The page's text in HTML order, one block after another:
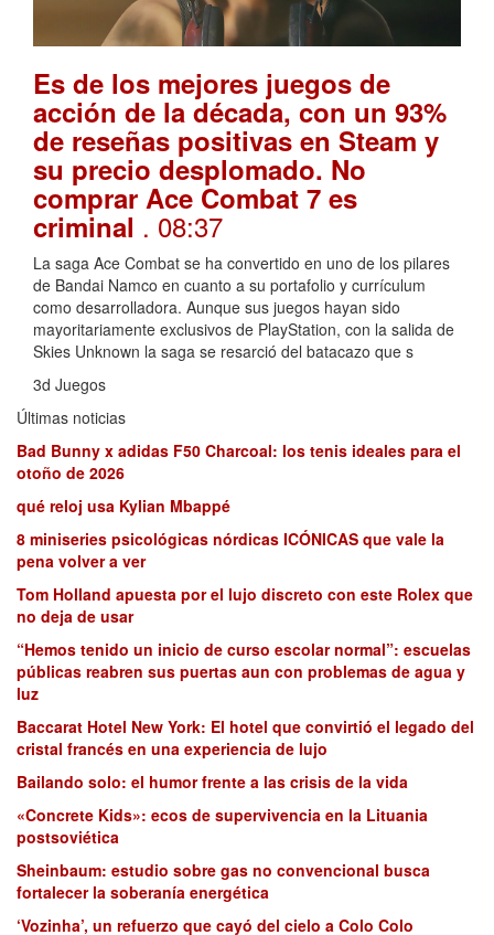
Es de los mejores juegos de
acción de la década, con un 93%
de reseñas positivas en Steam y
su precio desplomado. No
comprar Ace Combat 7 es
criminal . 08:37
La saga Ace Combat se ha convertido en uno de los pilares
de Bandai Namco en cuanto a su portafolio y currículum
como desarrolladora. Aunque sus juegos hayan sido
mayoritariamente exclusivos de PlayStation, con la salida de
Skies Unknown la saga se resarció del batacazo que s
3d Juegos
Últimas noticias
Bad Bunny x adidas F50 Charcoal: los tenis ideales para el
otoño de 2026
qué reloj usa Kylian Mbappé
8 miniseries psicológicas nórdicas ICÓNICAS que vale la
pena volver a ver
Tom Holland apuesta por el lujo discreto con este Rolex que
no deja de usar
“Hemos tenido un inicio de curso escolar normal”: escuelas
públicas reabren sus puertas aun con problemas de agua y
luz
Baccarat Hotel New York: El hotel que convirtió el legado del
cristal francés en una experiencia de lujo
Bailando solo: el humor frente a las crisis de la vida
«Concrete Kids»: ecos de supervivencia en la Lituania
postsoviética
Sheinbaum: estudio sobre gas no convencional busca
fortalecer la soberanía energética
‘Vozinha’, un refuerzo que cayó del cielo a Colo Colo